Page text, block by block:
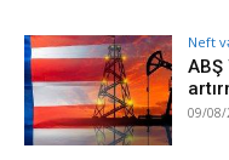
Neft
ABŞ
09/08/